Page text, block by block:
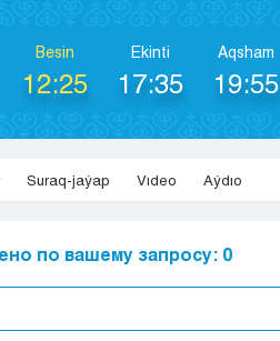
Besіn
12:25
Ekіntі
17:35
Aqsham
19:55
Suraq-jaýap Vıdeo Aýdıo
по вашему запросу: 0